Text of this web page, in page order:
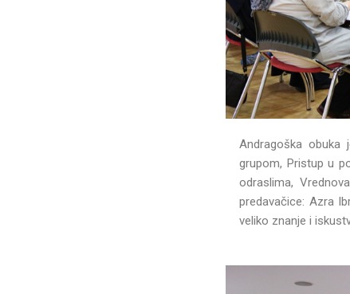
Andragoška obuka
grupom, Pristup u
odraslima,
predavačice: Azra
veliko znanje i